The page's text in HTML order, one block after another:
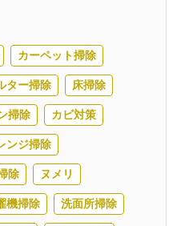
カーペット掃除
ター掃除 床掃除
掃除 カビ対策
ンジ掃除
除 ヌメリ
機掃除 洗面所掃除